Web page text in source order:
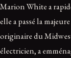
Marion White a
elle a passé la
originaire du
électricien, a